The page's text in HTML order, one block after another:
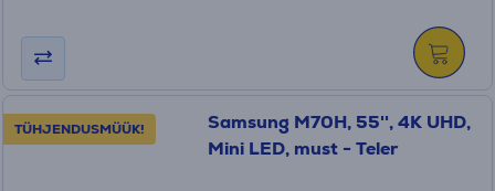
TÜHJENDUSMÜÜK!
Samsung M70H, 55'', 4K UHD,
Mini LED, must - Teler